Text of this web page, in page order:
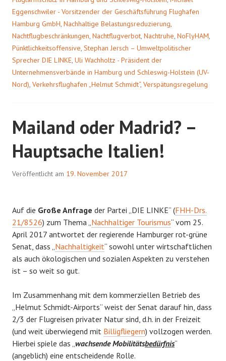
Eggenschwiler - Vorsitzender der Geschäftsführung Flughafen
Hamburg GmbH, Nachhaltige Belastungsreduzierung,
Nachtflugbeschränkungen, Nachtflugverbot, Nachtruhe, NoFlyHAM,
Pünktlichkeitsoffensive, Stephan Jersch – Umweltpolitischer
Sprecher DIE LINKE, Uli Wachholtz - Präsident der
Unternehmensverbände in Hamburg und Schleswig-Holstein (UV-
Nord), Verkehrsflughafen „Helmut Schmidt“, Verspätungsregelung
Mailand oder Madrid? –
Hauptsache Italien!
Veröffentlicht am 19. November 2017
Auf die Große Anfrage der Partei „DIE LINKE“ (FHH-Drs.
21/8526) zum Thema „Nachhaltiger Tourismus“ vom 25.
April 2017 antwortet der regierende Hamburger rot-grüne
Senat, dass „Nachhaltigkeit“ sowohl unter wirtschaftlichen
als auch ökologischen und sozialen Aspekten zu verstehen
ist – so weit so gut.
Im Zusammenhang mit dem kommerziellen Betrieb des
„Helmut Schmidt-Airports“ weist der Senat darauf hin, dass
2/3 der Flugreisen privater Natur sind, d.h. in der Freizeit
(und weit überwiegend mit Billigfliegern) vollzogen werden.
Hierbei spiele das „wachsende Mobilitätsbedürfnis“
(angeblich) eine entscheidende Rolle.